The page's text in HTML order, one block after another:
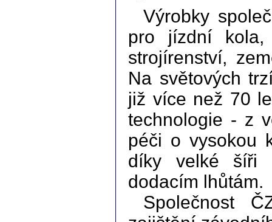
Výrobky
pro jízdní kola,
strojírenství,
Na světových
již více než 70
technologie - z
péči o vysokou
díky velké šíři
dodacím lhůtám.
Společnost